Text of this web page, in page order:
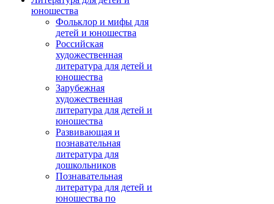
юношества
Фольклор и мифы для
детей и юношества
Российская
художественная
литература для детей и
юношества
Зарубежная
художественная
литература для детей и
юношества
Развивающая и
познавательная
литература для
дошкольников
Познавательная
литература для детей и
юношества по